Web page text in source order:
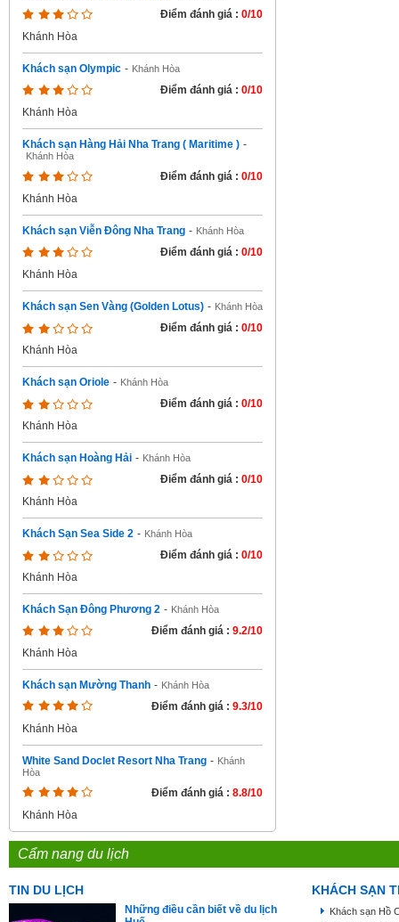
Điểm đánh giá : 0/10
Khánh Hòa
Khách sạn Olympic - Khánh Hòa
Điểm đánh giá : 0/10
Khánh Hòa
Khách sạn Hàng Hải Nha Trang ( Maritime ) -
Khánh Hòa
Điểm đánh giá : 0/10
Khánh Hòa
Khách sạn Viễn Đông Nha Trang - Khánh Hòa
Điểm đánh giá : 0/10
Khánh Hòa
Khách sạn Sen Vàng (Golden Lotus) - Khánh Hòa
Điểm đánh giá : 0/10
Khánh Hòa
Khách sạn Oriole - Khánh Hòa
Điểm đánh giá : 0/10
Khánh Hòa
Khách sạn Hoàng Hải - Khánh Hòa
Điểm đánh giá : 0/10
Khánh Hòa
Khách Sạn Sea Side 2 - Khánh Hòa
Điểm đánh giá : 0/10
Khánh Hòa
Khách Sạn Đông Phương 2 - Khánh Hòa
Điểm đánh giá : 9.2/10
Khánh Hòa
Khách sạn Mường Thanh - Khánh Hòa
Điểm đánh giá : 9.3/10
Khánh Hòa
White Sand Doclet Resort Nha Trang - Khánh
Hòa
Điểm đánh giá : 8.8/10
Khánh Hòa
Cẩm nang du lịch
TIN DU LỊCH
Những điều cần biết về du lịch
KHÁCH SẠN
Khách sạn Hồ